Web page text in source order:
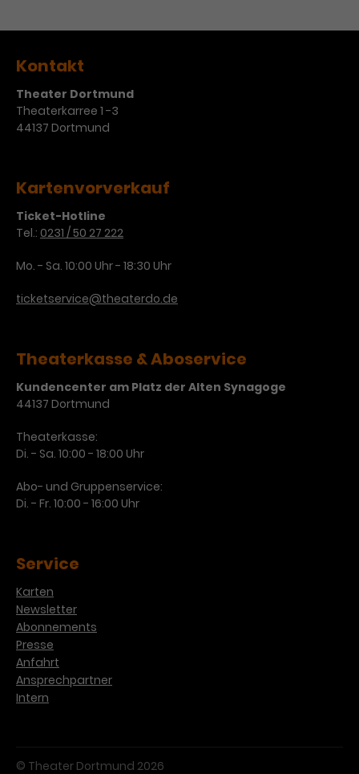
Kontakt
Theater Dortmund
Theaterkarree 1 -3
44137 Dortmund
Kartenvorverkauf
Ticket-Hotline
Tel.: 0231 / 50 27 222
Mo. - Sa. 10:00 Uhr - 18:30 Uhr
ticketservice@theaterdo.de
Theaterkasse & Aboservice
Kundencenter am Platz der Alten Synagoge
44137 Dortmund
Theaterkasse:
Di. - Sa. 10:00 - 18:00 Uhr
Abo- und Gruppenservice:
Di. - Fr. 10:00 - 16:00 Uhr
Service
Karten
Newsletter
Abonnements
Presse
Anfahrt
Ansprechpartner
Intern
© Theater Dortmund 2026